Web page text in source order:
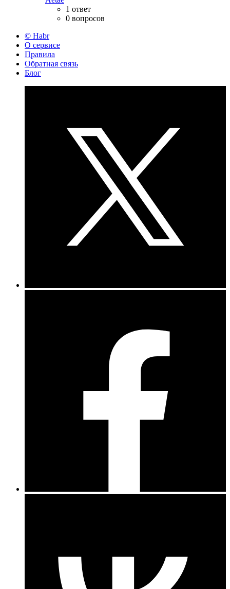
1 ответ
0 вопросов
© Habr
О сервисе
Правила
Обратная связь
Блог